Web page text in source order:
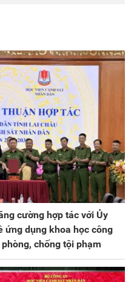
cường hợp tác với Ủy
ứng dụng khoa học công
chống tội phạm